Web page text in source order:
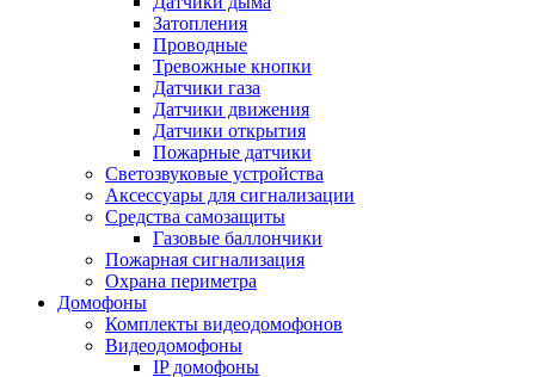
Затопления
Проводные
Тревожные кнопки
Датчики газа
Датчики движения
Датчики открытия
Пожарные датчики
Светозвуковые устройства
Аксессуары для сигнализации
Средства самозащиты
Газовые баллончики
Пожарная сигнализация
Охрана периметра
Домофоны
Комплекты видеодомофонов
Видеодомофоны
IP домофоны